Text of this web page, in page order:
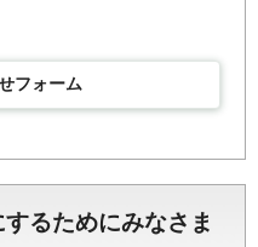
フォーム
るためにみなさま